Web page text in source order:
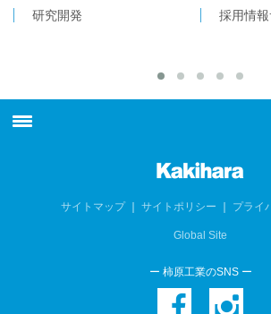
研究開発 採用情報
柿原工業について
サイトマップ｜ サイトポリシー ｜ プライ
Global Site
ー 柿原工業のSNS ー